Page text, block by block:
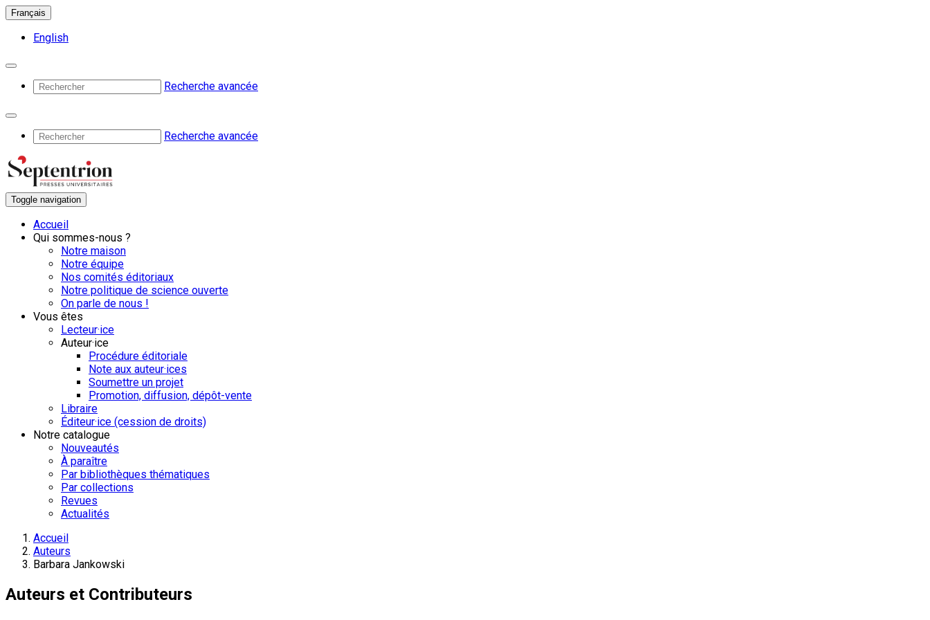
Français
English
Recherche avancée
Recherche avancée
Toggle navigation
Accueil
Qui sommes-nous ?
Notre maison
Notre équipe
Nos comités éditoriaux
Notre politique de science ouverte
On parle de nous !
Vous êtes
Lecteur·ice
Auteur·ice
Procédure éditoriale
Note aux auteur·ices
Soumettre un projet
Promotion, diffusion, dépôt-vente
Libraire
Éditeur·ice (cession de droits)
Notre catalogue
Nouveautés
À paraître
Par bibliothèques thématiques
Par collections
Revues
Actualités
Accueil
Auteurs
Barbara Jankowski
Auteurs et Contributeurs